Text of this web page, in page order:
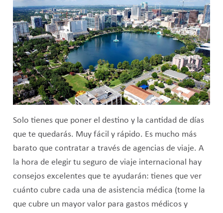
Solo tienes que poner el destino y la cantidad de días
que te quedarás. Muy fácil y rápido. Es mucho más
barato que contratar a través de agencias de viaje. A
la hora de elegir tu seguro de viaje internacional hay
consejos excelentes que te ayudarán: tienes que ver
cuánto cubre cada una de asistencia médica (tome la
que cubre un mayor valor para gastos médicos y